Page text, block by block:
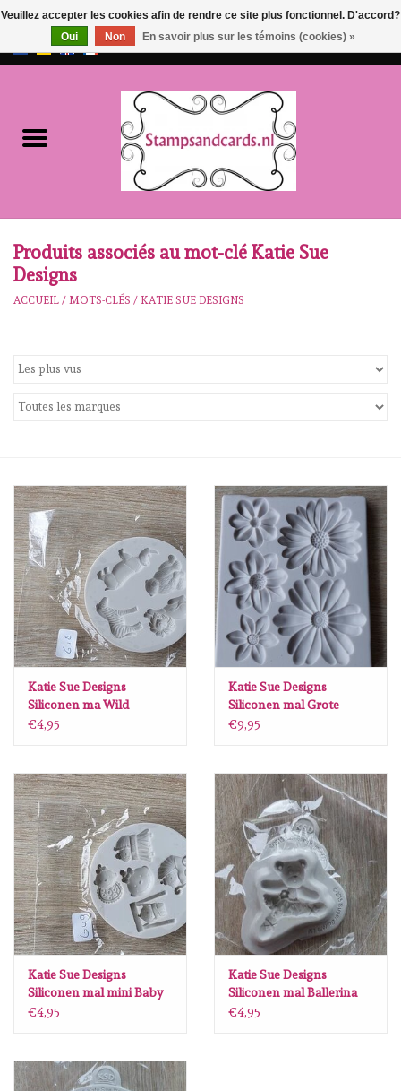
EUR/
NOUVEAU!!
Crealies
Stempels
stempelinkt
stempelaccesoires
papier (blokjes) &
embellishments
Embellishment/bedeltjes
diversen
embossingpoeders
inkleurbenodigdheden
Lijm/ tape
gereedschap
Produits associés au mot-clé Katie Sue
Designs
ACCUEIL / MOTS-CLÉS / KATIE SUE DESIGNS
Katie Sue Designs
Siliconen ma Wild
Animals G18
€4,95
Katie Sue Designs
Siliconen mal Grote
Bloemen S87
€9,95
Katie Sue Designs
Siliconen mal mini Baby
girl G49
€4,95
Katie Sue Designs
Siliconen mal Ballerina
Beer S56
€4,95
Veuillez accepter les cookies afin de rendre ce site plus fonctionnel. D'accord?
Oui
Non En savoir plus sur les témoins (cookies) »